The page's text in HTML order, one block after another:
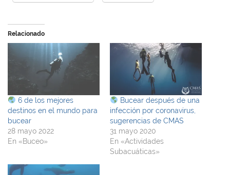
Relacionado
6 de los mejores
destinos en el mundo para
bucear
28 mayo 2022
En «Buceo»
Bucear después de una
infección por coronavirus,
sugerencias de CMAS
31 mayo 2020
En «Actividades
Subacuáticas»